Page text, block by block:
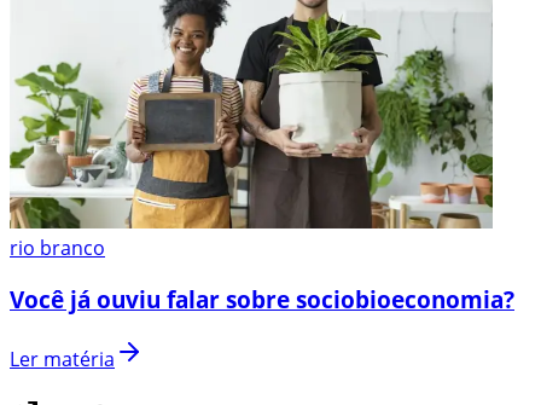
rio branco
Você já ouviu falar sobre sociobioeconomia?
Ler matéria